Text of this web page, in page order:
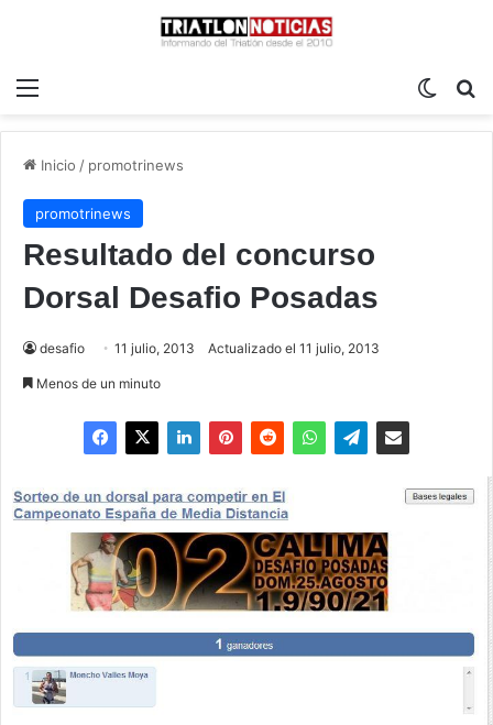
Inicio / promotrinews
promotrinews
Resultado del concurso
Dorsal Desafio Posadas
desafio 11 julio, 2013 Actualizado el 11 julio, 2013
Menos de un minuto